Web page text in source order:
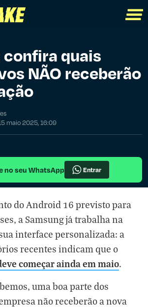
confira quais
NÃO receberão
maio 2025, 16:09
no seu WhatsApp Entrar
do Android 16 previsto para
a Samsung já trabalha na
interface personalizada: a
recentes indicam que o
começar ainda em maio.
uma boa parte dos
não receberão a nova